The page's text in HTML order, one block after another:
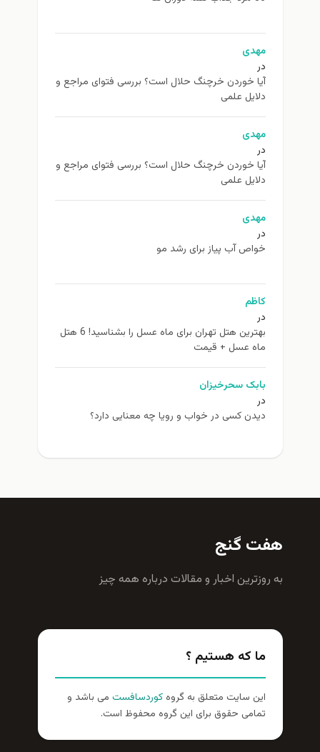
مهدی
در
آیا خوردن خرچنگ حلال است؟ بررسی فتوای مراجع و
دلایل علمی
مهدی
در
آیا خوردن خرچنگ حلال است؟ بررسی فتوای مراجع و
دلایل علمی
مهدی
در
خواص آب پیاز برای رشد مو
کاظم
در
بهترین هتل تهران برای ماه عسل را بشناسید! 6 هتل
ماه عسل + قیمت
بابک سحرخیزان
در
دیدن کسی در خواب و رویا چه معنایی دارد؟
هفت گنج
به روزترين اخبار و مقالات درباره همه چيز
ما که هستیم ؟
این سایت متعلق به گروهکوردسافست می باشد و
تمامی حقوق برای این گروه محفوظ است.